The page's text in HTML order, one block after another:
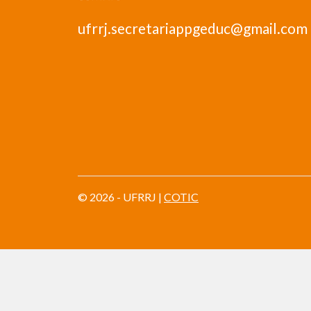
ufrrj.secretariappgeduc@gmail.com
© 2026 - UFRRJ | COTIC